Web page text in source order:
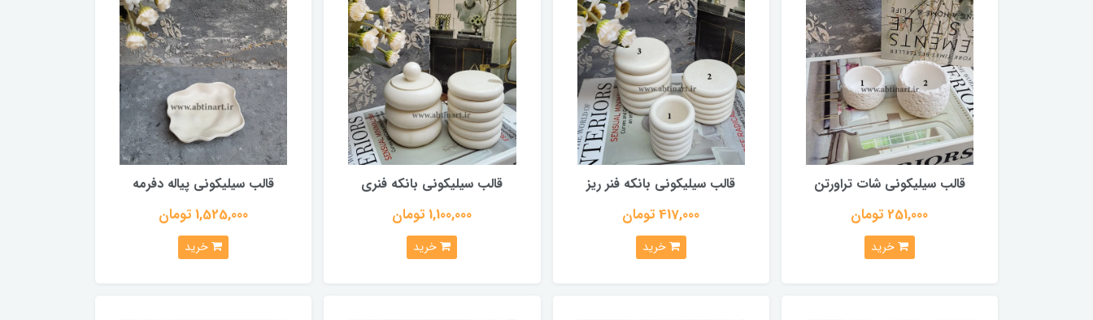
قالب سیلیکونی شات تراورتن
251,000 تومان
خرید
قالب سیلیکونی بانکه فنر ریز
417,000 تومان
خرید
قالب سیلیکونی بانکه فنری
1,100,000 تومان
خرید
قالب سیلیکونی پیاله دفرمه
1,525,000 تومان
خرید